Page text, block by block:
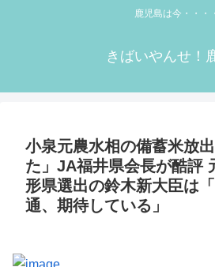
鹿児島は今・・・・
きばいやんせ！
小泉元農水相の備蓄米放
た」JA福井県会長が酷評
形県選出の鈴木新大臣は
通、期待している」